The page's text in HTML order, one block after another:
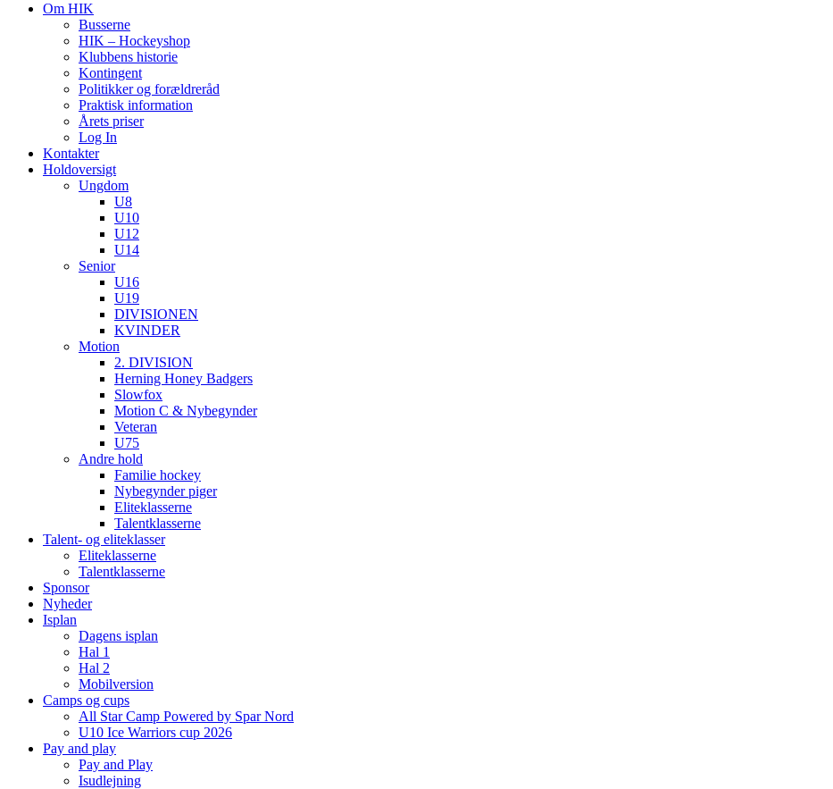
Om HIK
Busserne
HIK – Hockeyshop
Klubbens historie
Kontingent
Politikker og forældreråd
Praktisk information
Årets priser
Log In
Kontakter
Holdoversigt
Ungdom
U8
U10
U12
U14
Senior
U16
U19
DIVISIONEN
KVINDER
Motion
2. DIVISION
Herning Honey Badgers
Slowfox
Motion C & Nybegynder
Veteran
U75
Andre hold
Familie hockey
Nybegynder piger
Eliteklasserne
Talentklasserne
Talent- og eliteklasser
Eliteklasserne
Talentklasserne
Sponsor
Nyheder
Isplan
Dagens isplan
Hal 1
Hal 2
Mobilversion
Camps og cups
All Star Camp Powered by Spar Nord
U10 Ice Warriors cup 2026
Pay and play
Pay and Play
Isudlejning